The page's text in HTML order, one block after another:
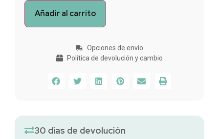
Añadir al carrito
Opciones de envío
Política de devolución y cambio
30 días de devolución